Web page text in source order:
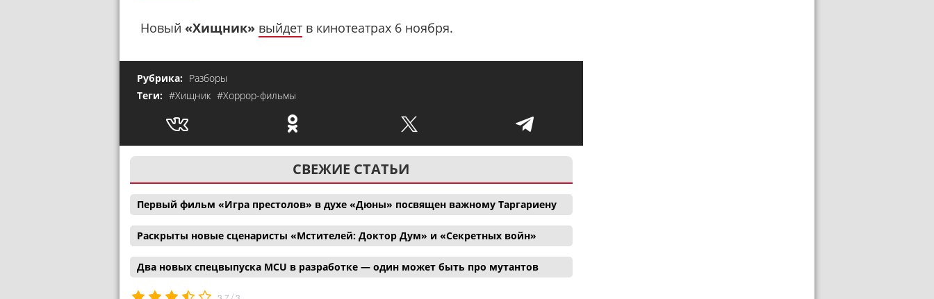
Новый «Хищник» выйдет в кинотеатрах 6 ноября.
Рубрика: Разборы
Теги: #Хищник #Хоррор-фильмы
СВЕЖИЕ СТАТЬИ
Первый фильм «Игра престолов» в духе «Дюны» посвящен важному Таргариену
Раскрыты новые сценаристы «Мстителей: Доктор Дум» и «Секретных войн»
Два новых спецвыпуска MCU в разработке — один может быть про мутантов
/